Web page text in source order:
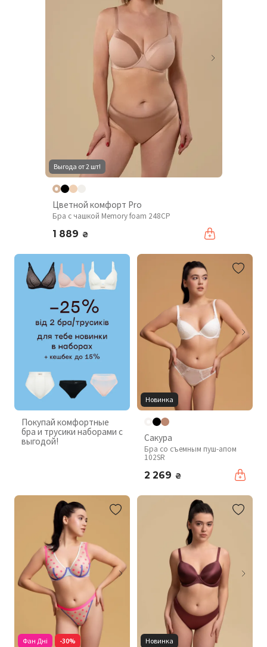
Выгода от 2 шт!
Цветной комфорт Pro
Бра с чашкой Memory foam 248CP
1 889 ₴
Покупай комфортные
бра и трусики наборами с
выгодой!
Новинка
Сакура
Бра со съемным пуш-апом
102SR
2 269 ₴
Фан Дні -30% Новинка